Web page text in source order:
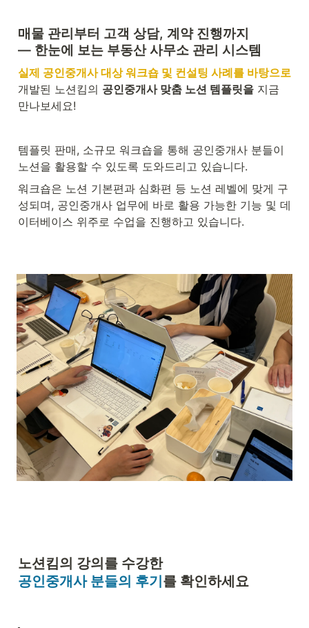
매물 관리부터 고객 상담, 계약 진행까지
— 한눈에 보는 부동산 사무소 관리 시스템
실제 공인중개사 대상 워크숍 및 컨설팅 사례를 바탕으로
개발된 노션킴의 공인중개사 맞춤 노션 템플릿을 지금
만나보세요!
템플릿 판매, 소규모 워크숍을 통해 공인중개사 분들이
노션을 활용할 수 있도록 도와드리고 있습니다.
워크숍은 노션 기본편과 심화편 등 노션 레벨에 맞게 구
성되며, 공인중개사 업무에 바로 활용 가능한 기능 및 데
이터베이스 위주로 수업을 진행하고 있습니다.
공인중개사 분들의 후기를 확인하세요